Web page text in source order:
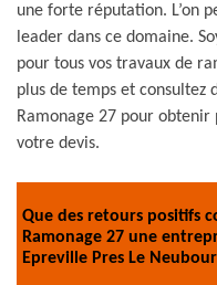
une forte réputation. L’on
leader dans ce domaine.
pour tous vos travaux de
plus de temps et consultez
Ramonage 27 pour obtenir
votre devis.
Que des retours positifs
Ramonage 27 une
Epreville Pres Le